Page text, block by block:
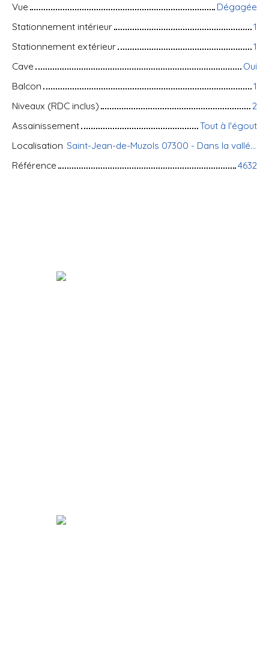
Vue
Dégagée
Stationnement intérieur
1
Stationnement extérieur
1
Cave
Oui
Balcon
1
Niveaux (RDC inclus)
2
Assainissement
Tout à l'égout
Localisation
Saint-Jean-de-Muzols 07300 - Dans la vallée ARDECHE
Référence
4632